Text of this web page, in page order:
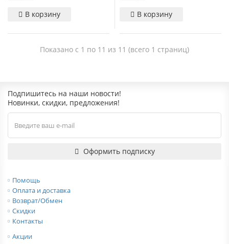
В корзину В корзину
Показано с 1 по 11 из 11 (всего 1 страниц)
Подпишитесь на наши новости!
Новинки, скидки, предложения!
Оформить подписку
Помощь
Оплата и доставка
Возврат/Обмен
Скидки
Контакты
Акции